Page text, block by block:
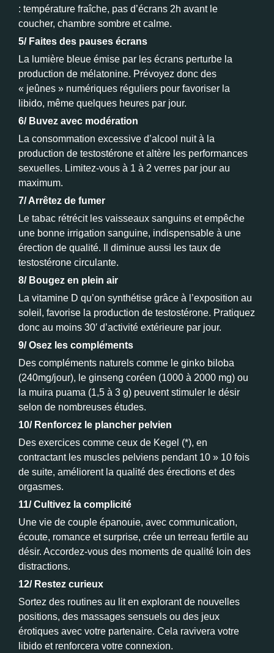
: température fraîche, pas d’écrans 2h avant le
coucher, chambre sombre et calme.
5/ Faites des pauses écrans
La lumière bleue émise par les écrans perturbe la
production de mélatonine. Prévoyez donc des
« jeûnes » numériques réguliers pour favoriser la
libido, même quelques heures par jour.
6/ Buvez avec modération
La consommation excessive d’alcool nuit à la
production de testostérone et altère les performances
sexuelles. Limitez-vous à 1 à 2 verres par jour au
maximum.
7/ Arrêtez de fumer
Le tabac rétrécit les vaisseaux sanguins et empêche
une bonne irrigation sanguine, indispensable à une
érection de qualité. Il diminue aussi les taux de
testostérone circulante.
8/ Bougez en plein air
La vitamine D qu’on synthétise grâce à l’exposition au
soleil, favorise la production de testostérone. Pratiquez
donc au moins 30′ d’activité extérieure par jour.
9/ Osez les compléments
Des compléments naturels comme le ginko biloba
(240mg/jour), le ginseng coréen (1000 à 2000 mg) ou
la muira puama (1,5 à 3 g) peuvent stimuler le désir
selon de nombreuses études.
10/ Renforcez le plancher pelvien
Des exercices comme ceux de Kegel (*), en
contractant les muscles pelviens pendant 10 » 10 fois
de suite, améliorent la qualité des érections et des
orgasmes.
11/ Cultivez la complicité
Une vie de couple épanouie, avec communication,
écoute, romance et surprise, crée un terreau fertile au
désir. Accordez-vous des moments de qualité loin des
distractions.
12/ Restez curieux
Sortez des routines au lit en explorant de nouvelles
positions, des massages sensuels ou des jeux
érotiques avec votre partenaire. Cela ravivera votre
libido et renforcera votre connexion.